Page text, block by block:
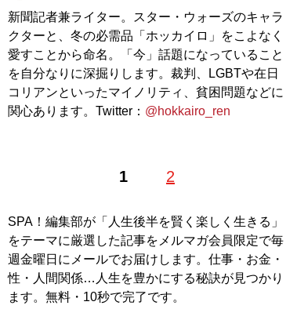
新聞記者兼ライター。スター・ウォーズのキャラ
クターと、冬の必需品「ホッカイロ」をこよなく
愛すことから命名。「今」話題になっていること
を自分なりに深掘りします。裁判、LGBTや在日
コリアンといったマイノリティ、貧困問題などに
関心あります。Twitter： @hokkairo_ren
1 2
SPA！編集部が「人生後半を賢く楽しく生きる」
をテーマに厳選した記事をメルマガ会員限定で毎
週金曜日にメールでお届けします。仕事・お金・
性・人間関係…人生を豊かにする秘訣が見つかり
ます。無料・10秒で完了です。